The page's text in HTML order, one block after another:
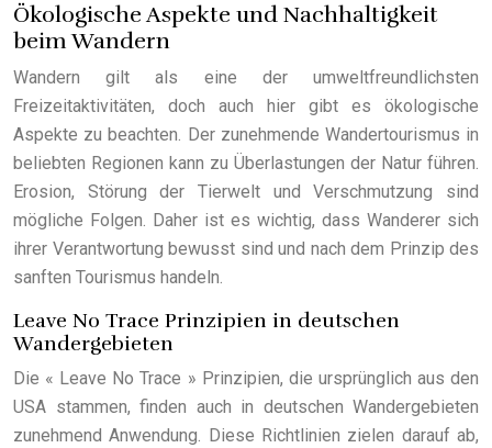
Ökologische Aspekte und Nachhaltigkeit
beim Wandern
Wandern gilt als eine der umweltfreundlichsten
Freizeitaktivitäten, doch auch hier gibt es ökologische
Aspekte zu beachten. Der zunehmende Wandertourismus in
beliebten Regionen kann zu Überlastungen der Natur führen.
Erosion, Störung der Tierwelt und Verschmutzung sind
mögliche Folgen. Daher ist es wichtig, dass Wanderer sich
ihrer Verantwortung bewusst sind und nach dem Prinzip des
sanften Tourismus handeln.
Leave No Trace Prinzipien in deutschen
Wandergebieten
Die « Leave No Trace » Prinzipien, die ursprünglich aus den
USA stammen, finden auch in deutschen Wandergebieten
zunehmend Anwendung. Diese Richtlinien zielen darauf ab,